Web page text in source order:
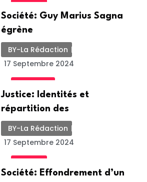
Société: Guy Marius Sagna
égrène
BY-La Rédaction
17 Septembre 2024
Justice: Identités et
répartition des
BY-La Rédaction
17 Septembre 2024
Société: Effondrement d’un